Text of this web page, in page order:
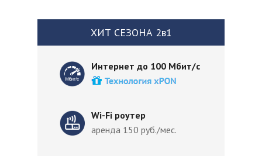
Интернет до 100 Мбит/с
ХИТ СЕЗОНА 2в1
Wi-Fi роутер
аренда 150 руб./мес.